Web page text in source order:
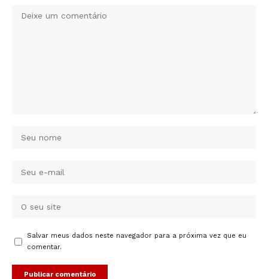
Salvar meus dados neste navegador para a próxima vez que eu
comentar.